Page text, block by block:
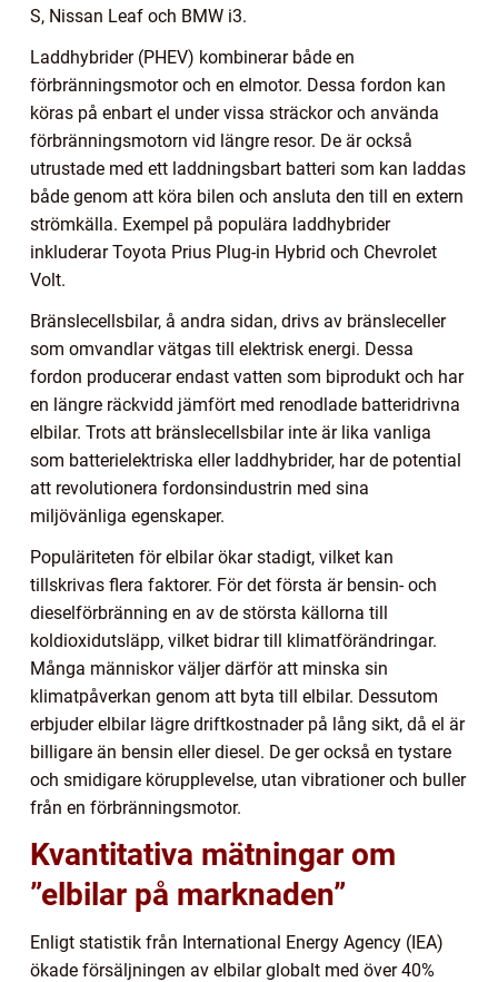
S, Nissan Leaf och BMW i3.
Laddhybrider (PHEV) kombinerar både en
förbränningsmotor och en elmotor. Dessa fordon kan
köras på enbart el under vissa sträckor och använda
förbränningsmotorn vid längre resor. De är också
utrustade med ett laddningsbart batteri som kan laddas
både genom att köra bilen och ansluta den till en extern
strömkälla. Exempel på populära laddhybrider
inkluderar Toyota Prius Plug-in Hybrid och Chevrolet
Volt.
Bränslecellsbilar, å andra sidan, drivs av bränsleceller
som omvandlar vätgas till elektrisk energi. Dessa
fordon producerar endast vatten som biprodukt och har
en längre räckvidd jämfört med renodlade batteridrivna
elbilar. Trots att bränslecellsbilar inte är lika vanliga
som batterielektriska eller laddhybrider, har de potential
att revolutionera fordonsindustrin med sina
miljövänliga egenskaper.
Populäriteten för elbilar ökar stadigt, vilket kan
tillskrivas flera faktorer. För det första är bensin- och
dieselförbränning en av de största källorna till
koldioxidutsläpp, vilket bidrar till klimatförändringar.
Många människor väljer därför att minska sin
klimatpåverkan genom att byta till elbilar. Dessutom
erbjuder elbilar lägre driftkostnader på lång sikt, då el är
billigare än bensin eller diesel. De ger också en tystare
och smidigare körupplevelse, utan vibrationer och buller
från en förbränningsmotor.
Kvantitativa mätningar om
”elbilar på marknaden”
Enligt statistik från International Energy Agency (IEA)
ökade försäljningen av elbilar globalt med över 40%